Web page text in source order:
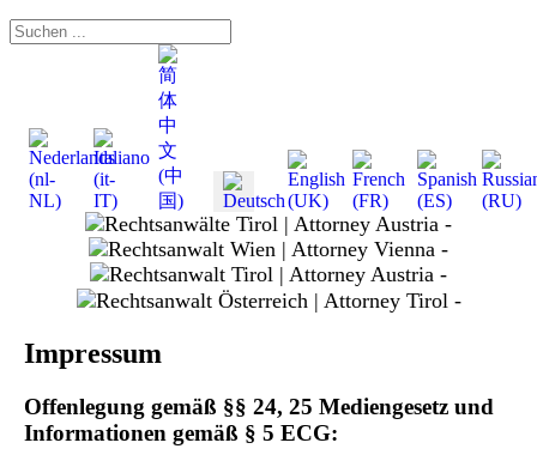
Impressum
Offenlegung gemäß §§ 24, 25 Mediengesetz und
Informationen gemäß § 5 ECG: